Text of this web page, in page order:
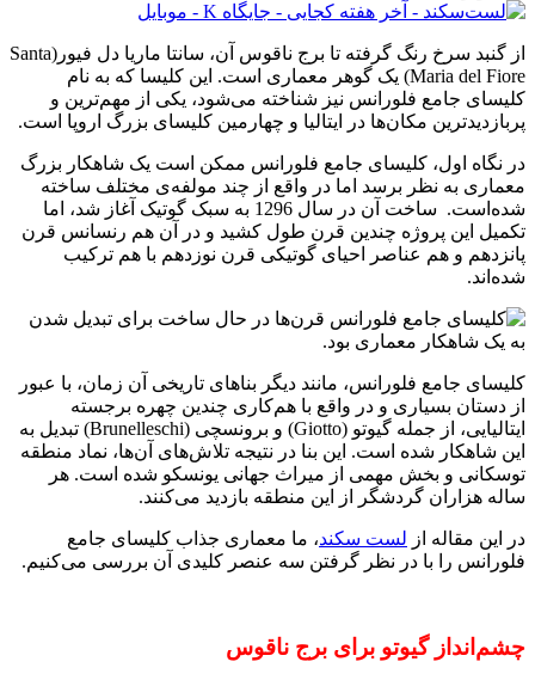
از گنبد سرخ رنگ گرفته تا برج ناقوس آن، سانتا ماریا دل فیور(Santa
Maria del Fiore) یک گوهر معماری است. این کلیسا که به نام
کلیسای جامع فلورانس نیز شناخته می‌شود، یکی از مهم‌ترین و
پربازدیدترین مکان‌ها در ایتالیا و چهارمین کلیسای بزرگ اروپا است.
در نگاه اول، کلیسای جامع فلورانس ممکن است یک شاهکار بزرگ
معماری به نظر برسد اما در واقع از چند مولفه‌ی مختلف ساخته
شده‌است. ساخت آن در سال 1296 به سبک گوتیک آغاز شد، اما
تکمیل این پروژه چندین قرن طول کشید و در آن هم رنسانس قرن
پانزدهم و هم عناصر احیای گوتیکی قرن نوزدهم با هم ترکیب
شده‌اند.
کلیسای جامع فلورانس، مانند دیگر بناهای تاریخی آن زمان، با عبور
از دستان بسیاری و در واقع با هم‌کاری چندین چهره برجسته
ایتالیایی، از جمله گیوتو (Giotto) و برونسچی (Brunelleschi) تبدیل به
این شاهکار شده است. این بنا در نتیجه تلاش‌های آن‌ها، نماد منطقه
توسکانی و بخش مهمی از میراث جهانی یونسکو شده است. هر
ساله هزاران گردشگر از این منطقه بازدید می‌کنند.
در این مقاله از لست سکند، ما معماری جذاب کلیسای جامع
فلورانس را با در نظر گرفتن سه عنصر کلیدی آن بررسی می‌کنیم.
​​​​​​​​چشم‌انداز گیوتو برای برج ناقوس